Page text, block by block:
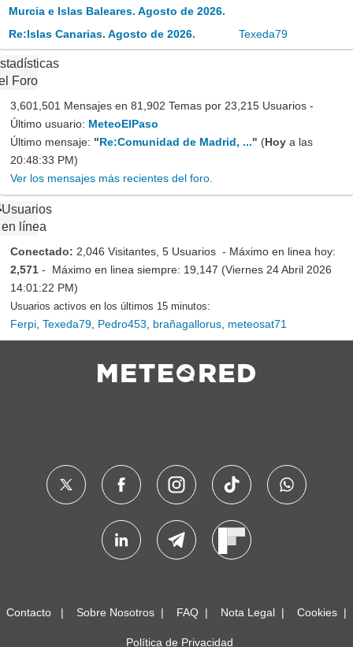
Murcia e Islas Baleares. Agosto de 2026.
Re:Islas Canarias. Agosto de 2026. Texeda79
Foro
3,601,501 Mensajes en 81,902 Temas por 23,215 Usuarios -
Último usuario: MeteoElPaso
Último mensaje: "Re:Comunidad de Madrid, ..." (Hoy a las
20:48:33 PM)
Ver los mensajes más recientes del foro.
Usuarios
en línea
Conectado: 2,046 Visitantes, 5 Usuarios - Máximo en linea hoy:
2,571 - Máximo en linea siempre: 19,147 (Viernes 24 Abril 2026
14:01:22 PM)
Usuarios activos en los últimos 15 minutos:
Ferpi Texeda79 Pedro453 brañagallorus meteosat71
Contacto Sobre Nosotros FAQ Nota Legal Cookies
Política de Privacidad